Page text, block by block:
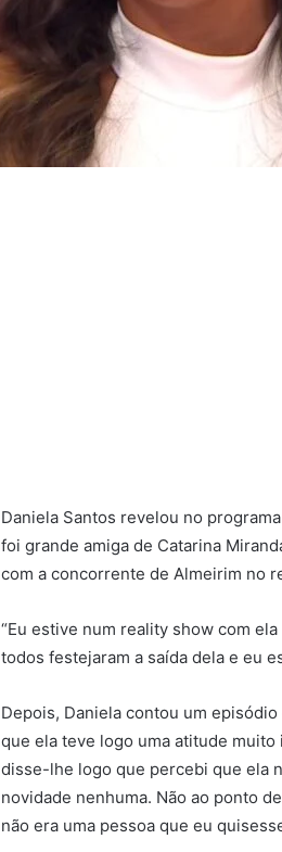
Daniela Santos revelou no programa
foi grande amiga de Catarina
com a concorrente de Almeirim no
“Eu estive num reality show com
todos festejaram a saída dela e eu
Depois, Daniela contou um
que ela teve logo uma atitude
disse-lhe logo que percebi que ela
novidade nenhuma. Não ao ponto
não era uma pessoa que eu